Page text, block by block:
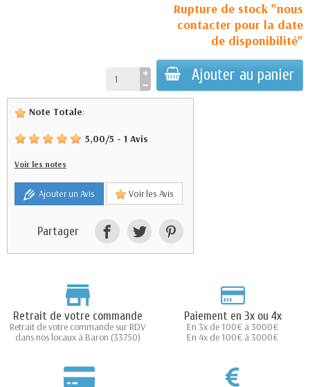
Rupture de stock "nous
contacter pour la date
de disponibilité"
Ajouter au panier
Note Totale:
5,00/5 - 1 Avis
Voir les notes
Ajouter un Avis Voir les Avis
Partager
Retrait de votre commande
Retrait de votre commande sur RDV
dans nos locaux à Baron (33750)
Paiement en 3x ou 4x
En 3x de 100€ à 3000€
En 4x de 100€ à 3000€